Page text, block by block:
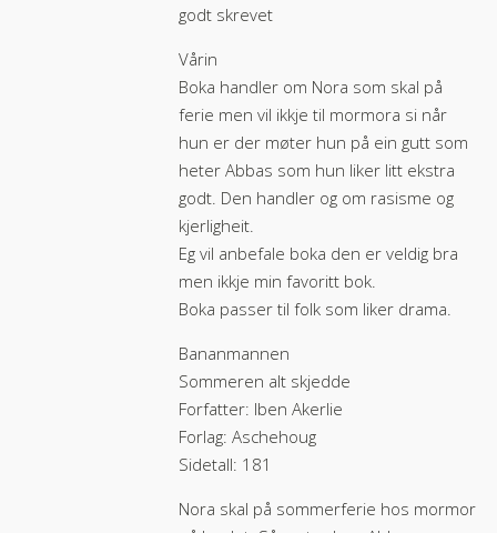
godt skrevet
Vårin
Boka handler om Nora som skal på
ferie men vil ikkje til mormora si når
hun er der møter hun på ein gutt som
heter Abbas som hun liker litt ekstra
godt. Den handler og om rasisme og
kjerligheit.
Eg vil anbefale boka den er veldig bra
men ikkje min favoritt bok.
Boka passer til folk som liker drama.
Bananmannen
Sommeren alt skjedde
Forfatter: Iben Akerlie
Forlag: Aschehoug
Sidetall: 181
Nora skal på sommerferie hos mormor